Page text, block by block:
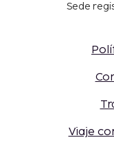
Sede
Viaje